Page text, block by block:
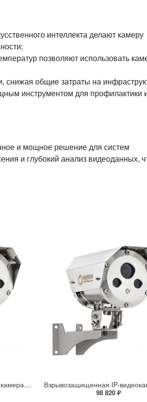
интеллекта делают камеру
позволяют использовать
снижая общие затраты на
инструментом для профилактики
и мощное решение для систем
и глубокий анализ видеоданных,
Взрывозащищенная IP-видеокамера Релион Релион-Exd-Н-100-ИК-IP5Мп2.7-13.5Z-PoE-SD-МК-TR
98 820 ₽